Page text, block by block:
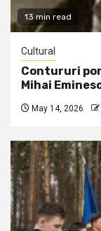
13 min read
Cultural
Contururi
Mihai
May 14, 2026